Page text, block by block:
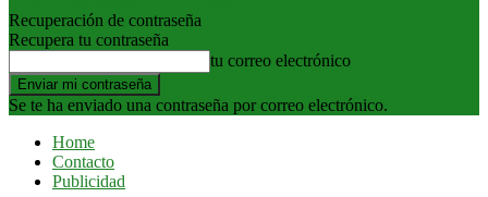
Recuperación de contraseña
Recupera tu contraseña
tu correo electrónico
Se te ha enviado una contraseña por correo electrónico.
Home
Contacto
Publicidad